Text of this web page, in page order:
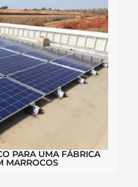
PARA UMA FÁBRICA
MARROCOS